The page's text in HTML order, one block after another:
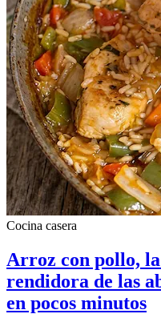
Cocina casera
Arroz con pollo,
rendidora de las
en pocos minutos